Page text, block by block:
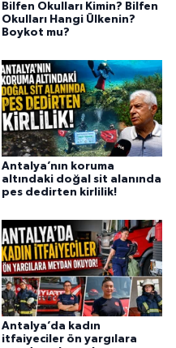
Bilfen Okulları Kimin? Bilfen
Okulları Hangi Ülkenin?
Boykot mu?
Antalya’nın koruma
altındaki doğal sit alanında
pes dedirten kirlilik!
Antalya’da kadın
itfaiyeciler ön yargılara